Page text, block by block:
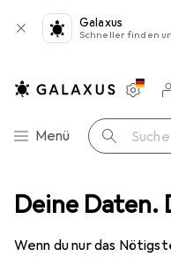
Deine Daten.
Wenn du nur das
Galaxus
Schneller finden
Navigation nach
Menü Suche
Abzweigdose Agro